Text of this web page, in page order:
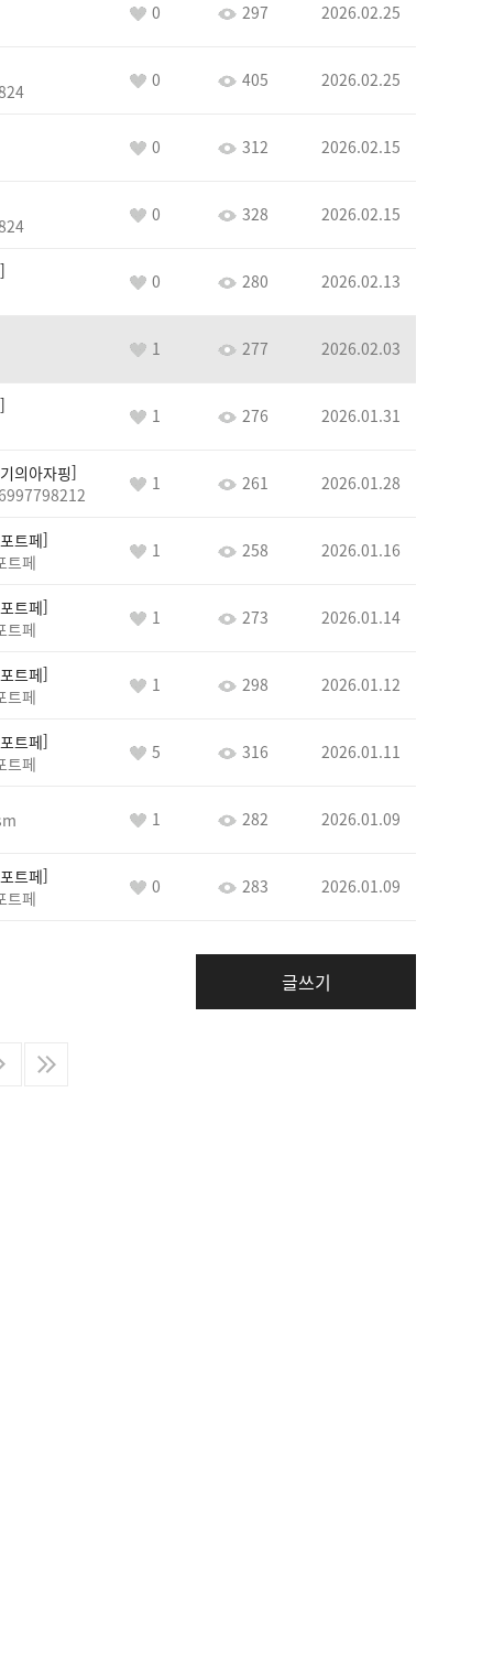
0 297 2026.02.25
0 405 2026.02.25
0 312 2026.02.15
0 328 2026.02.15
0 280 2026.02.13
1 277 2026.02.03
1 276 2026.01.31
의아자핑
1 261 2026.01.28
트페
트페
1 258 2026.01.16
트페
트페
1 273 2026.01.14
트페
트페
1 298 2026.01.12
트페
트페
5 316 2026.01.11
1 282 2026.01.09
트페
트페
0 283 2026.01.09
글쓰기